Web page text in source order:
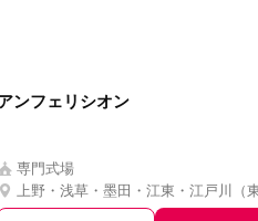
ンフェリシオン
専門式場
上野・浅草・墨田・江東・江戸川
（